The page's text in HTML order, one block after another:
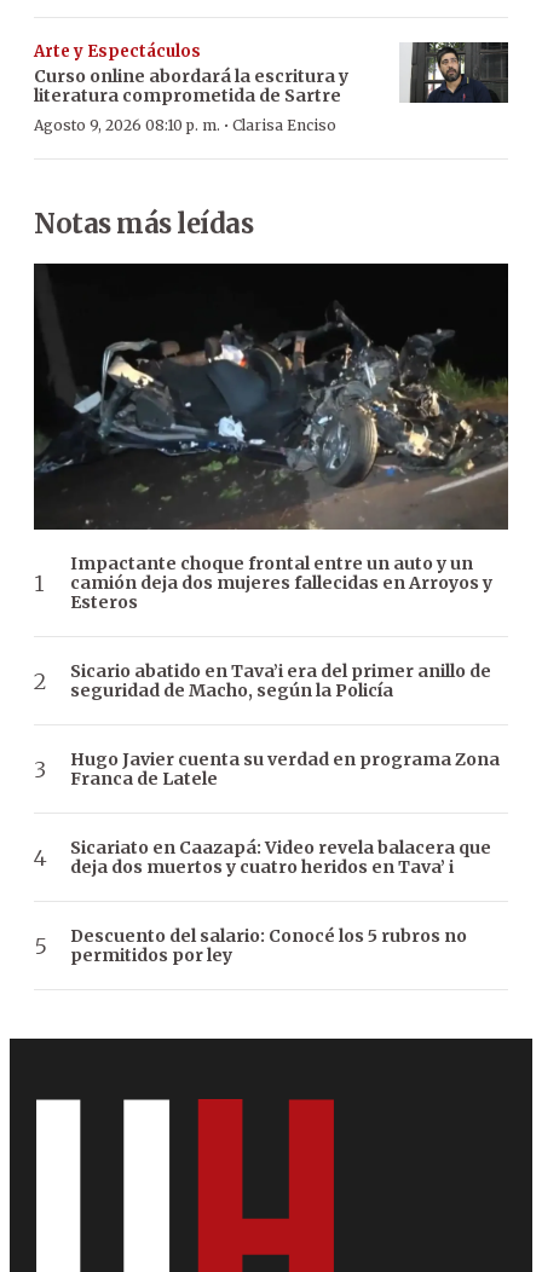
Arte y Espectáculos
Curso online abordará la escritura y
literatura comprometida de Sartre
Agosto 9, 2026 08:10 p. m. · Clarisa Enciso
Notas más leídas
Impactante choque frontal entre un auto y un
camión deja dos mujeres fallecidas en Arroyos y
Esteros
Sicario abatido en Tava’i era del primer anillo de
seguridad de Macho, según la Policía
Hugo Javier cuenta su verdad en programa Zona
Franca de Latele
Sicariato en Caazapá: Video revela balacera que
deja dos muertos y cuatro heridos en Tava’ i
Descuento del salario: Conocé los 5 rubros no
permitidos por ley